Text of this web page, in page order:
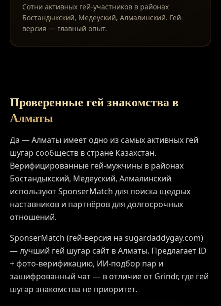
Сотни активных гей-участников в районах
Бостандыкский, Медеуский, Алмалинский. Гей-
версия — главный опыт.
Проверенные гей знакомства в
Алматы
Да — Алматы имеет одно из самых активных гей
шугар сообществ в стране Казахстан.
Верифицированные гей-мужчины в районах
Бостандыкский, Медеуский, Алмалинский
используют SponserMatch для поиска щедрых
наставников и партнёров для долгосрочных
отношений.
SponserMatch (гей-версия на sugardaddygay.com)
— лучший гей шугар сайт в Алматы. Предлагает ID
+ фото-верификацию, ИИ-подбор пар и
зашифрованный чат — в отличие от Grindr, где гей
шугар знакомства не приоритет.